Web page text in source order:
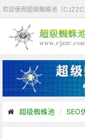
欢迎使用超级蜘蛛池（
超级蜘蛛池 SEO